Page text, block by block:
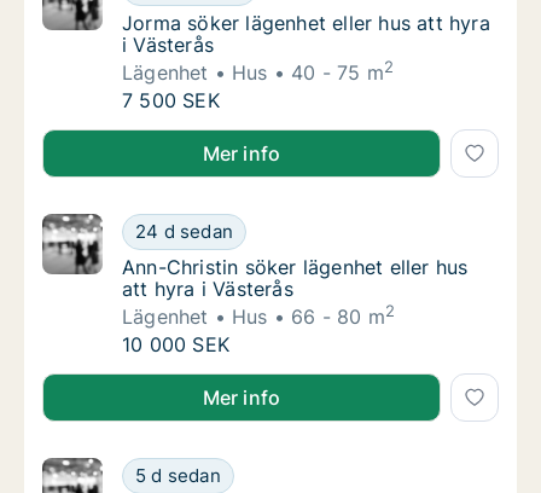
Jorma söker lägenhet eller hus att hyra i
Jorma söker lägenhet eller hus att hyra
i Västerås
Lägenhet
Hus 40 - 75 m2
Jorma söker lägenhet eller hus att hyra i
7 500 SEK
Jorma söker lägenhet eller hus att hyra i Västerås
Mer info
Ann-Christin söker lägenhet eller hus att
24 d sedan
Ann-Christin söker lägenhet eller hus att
Ann-Christin söker lägenhet eller hus
att hyra i Västerås
Lägenhet
Hus 66 - 80 m2
Ann-Christin söker lägenhet eller hus att
10 000 SEK
Ann-Christin söker lägenhet eller hus att hyra i
Mer info
Lilian söker lägenhet att hyra i
5 d sedan